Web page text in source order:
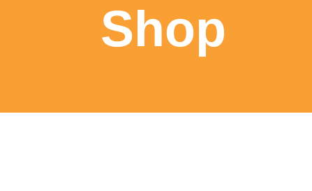
Shop